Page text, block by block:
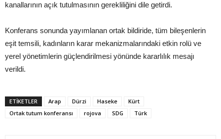
kanallarının açık tutulmasının gerekliliğini dile getirdi.
Konferans sonunda yayımlanan ortak bildiride, tüm bileşenlerin
eşit temsili, kadınların karar mekanizmalarındaki etkin rolü ve
yerel yönetimlerin güçlendirilmesi yönünde kararlılık mesajı
verildi.
ETIKETLER Arap Dürzi Haseke
Kürt
Ortak tutum konferansı
rojova SDG Türk